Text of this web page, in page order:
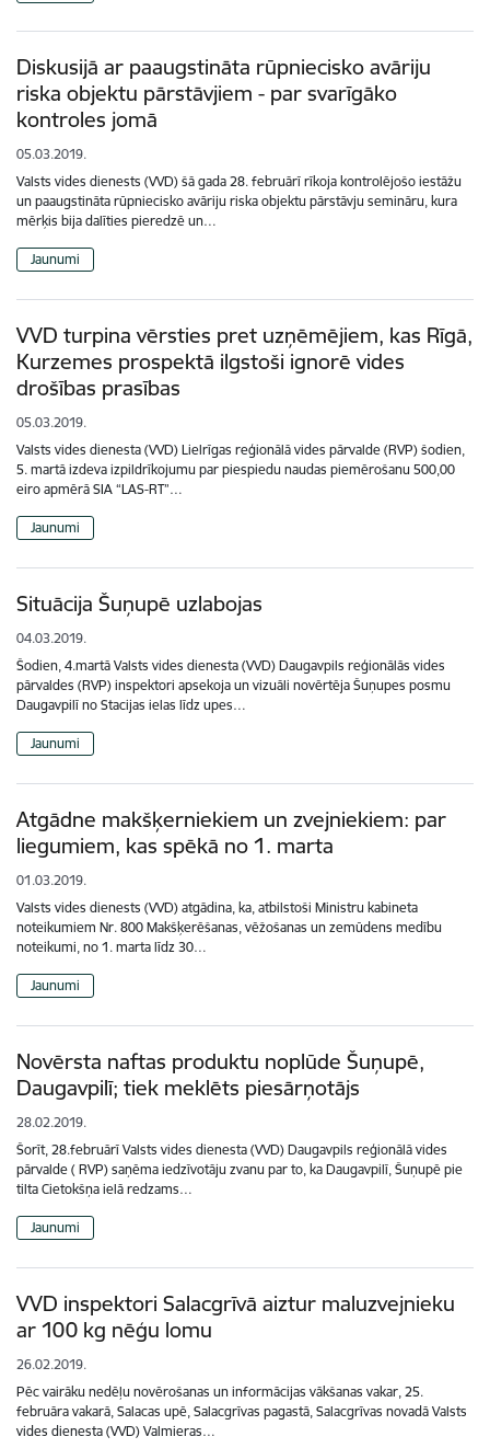
Diskusijā ar paaugstināta rūpniecisko avāriju
riska objektu pārstāvjiem - par svarīgāko
kontroles jomā
05.03.2019.
Valsts vides dienests (VVD) šā gada 28. februārī rīkoja kontrolējošo iestāžu
un paaugstināta rūpniecisko avāriju riska objektu pārstāvju semināru, kura
mērķis bija dalīties pieredzē un…
Jaunumi
VVD turpina vērsties pret uzņēmējiem, kas Rīgā,
Kurzemes prospektā ilgstoši ignorē vides
drošības prasības
05.03.2019.
Valsts vides dienesta (VVD) Lielrīgas reģionālā vides pārvalde (RVP) šodien,
5. martā izdeva izpildrīkojumu par piespiedu naudas piemērošanu 500,00
eiro apmērā SIA “LAS-RT”…
Jaunumi
Situācija Šuņupē uzlabojas
04.03.2019.
Šodien, 4.martā Valsts vides dienesta (VVD) Daugavpils reģionālās vides
pārvaldes (RVP) inspektori apsekoja un vizuāli novērtēja Šuņupes posmu
Daugavpilī no Stacijas ielas līdz upes…
Jaunumi
Atgādne makšķerniekiem un zvejniekiem: par
liegumiem, kas spēkā no 1. marta
01.03.2019.
Valsts vides dienests (VVD) atgādina, ka, atbilstoši Ministru kabineta
noteikumiem Nr. 800 Makšķerēšanas, vēžošanas un zemūdens medību
noteikumi, no 1. marta līdz 30…
Jaunumi
Novērsta naftas produktu noplūde Šuņupē,
Daugavpilī; tiek meklēts piesārņotājs
28.02.2019.
Šorīt, 28.februārī Valsts vides dienesta (VVD) Daugavpils reģionālā vides
pārvalde ( RVP) saņēma iedzīvotāju zvanu par to, ka Daugavpilī, Šuņupē pie
tilta Cietokšņa ielā redzams…
Jaunumi
VVD inspektori Salacgrīvā aiztur maluzvejnieku
ar 100 kg nēģu lomu
26.02.2019.
Pēc vairāku nedēļu novērošanas un informācijas vākšanas vakar, 25.
februāra vakarā, Salacas upē, Salacgrīvas pagastā, Salacgrīvas novadā Valsts
vides dienesta (VVD) Valmieras…